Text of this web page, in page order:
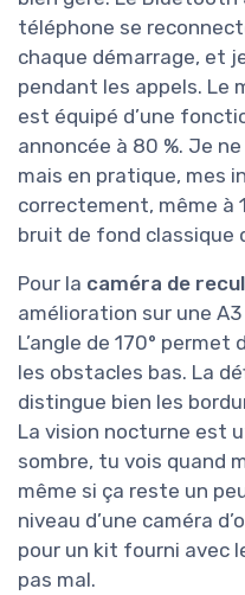
téléphone se
chaque démarrage, et
pendant les appels. Le
est équipé d’une
annoncée à 80 %. Je
mais en pratique, mes
correctement, même à
bruit de fond classique
Pour la caméra de
amélioration sur une A3
L’angle de 170°
les obstacles bas. La
distingue bien les
La vision nocturne est
sombre, tu vois quand
même si ça reste un
niveau d’une caméra
pour un kit fourni avec
pas mal.